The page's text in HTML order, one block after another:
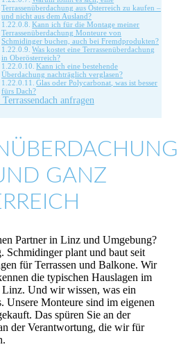
Terrassenüberdachung aus Österreich zu kaufen –
und nicht aus dem Ausland?
Kann ich für die Montage meiner
Terrassenüberdachung Monteure von
Schmidinger buchen, auch bei Fremdprodukten?
Was kostet eine Terrassenüberdachung
in Oberösterreich?
Kann ich eine bestehende
Überdachung nachträglich verglasen?
Glas oder Polycarbonat, was ist besser
fürs Dach?
anfragen
GANZ
Partner in Linz und Umgebung?
Schmidinger plant und baut seit
für Terrassen und Balkone. Wir
die typischen Hauslagen im
Und wir wissen, was ein
Unsere Monteure sind im eigenen
Das spüren Sie an der
der Verantwortung, die wir für